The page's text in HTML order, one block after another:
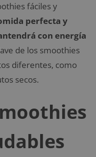
fáciles y
perfecta y
con energía
de los smoothies
diferentes, como
secos.